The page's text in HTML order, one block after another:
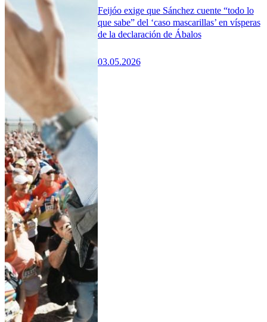
Feijóo exige que Sánchez cuente “todo lo
que sabe” del ‘caso mascarillas’ en vísperas
de la declaración de Ábalos
03.05.2026